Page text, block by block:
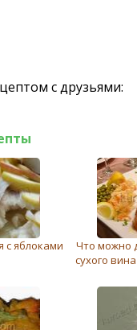
с друзьями:
с яблоками
Что можно
сухого